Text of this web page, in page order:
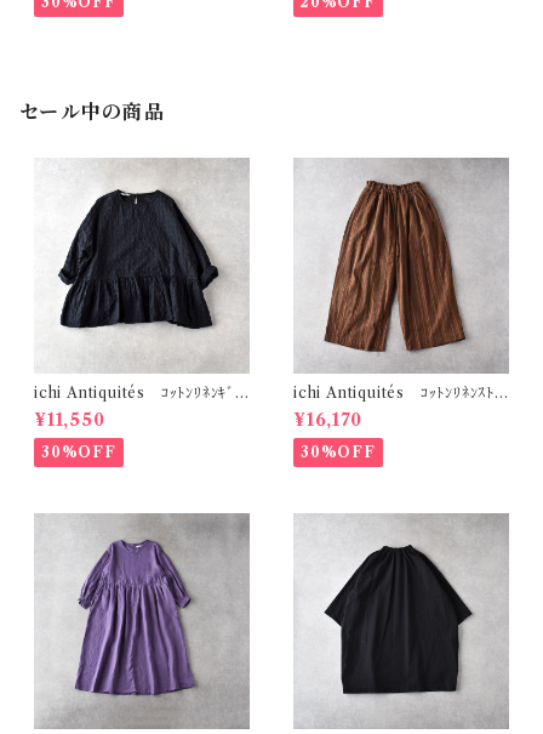
セール中の商品
ichi Antiquités ｺｯﾄﾝﾘﾈﾝｷﾞﾝ
ｶﾞﾑﾁｪｯｸ ﾌﾟﾙｵｰﾊﾞｰﾌﾞﾗｳｽ (ﾌﾞﾗｯ
ｸ) 1101107
¥11,550
30%OFF
ichi Antiquités ｺｯﾄﾝﾘﾈﾝｽﾄﾗ
ｲﾌﾟ ﾜｲﾄﾞﾊﾟﾝﾂ (ﾌﾞﾗｳﾝ) 11006
17
¥16,170
30%OFF